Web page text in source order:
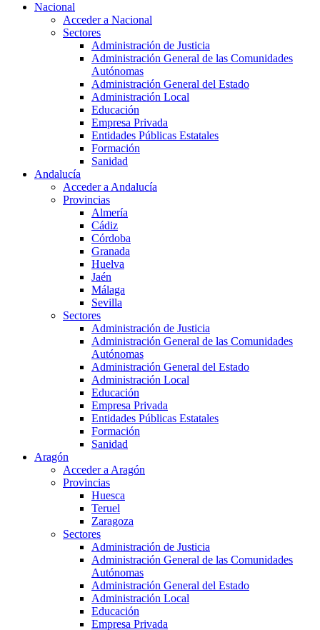
Nacional
Acceder a Nacional
Sectores
Administración de Justicia
Administración General de las Comunidades
Autónomas
Administración General del Estado
Administración Local
Educación
Empresa Privada
Entidades Públicas Estatales
Formación
Sanidad
Andalucía
Acceder a Andalucía
Provincias
Almería
Cádiz
Córdoba
Granada
Huelva
Jaén
Málaga
Sevilla
Sectores
Administración de Justicia
Administración General de las Comunidades
Autónomas
Administración General del Estado
Administración Local
Educación
Empresa Privada
Entidades Públicas Estatales
Formación
Sanidad
Aragón
Acceder a Aragón
Provincias
Huesca
Teruel
Zaragoza
Sectores
Administración de Justicia
Administración General de las Comunidades
Autónomas
Administración General del Estado
Administración Local
Educación
Empresa Privada